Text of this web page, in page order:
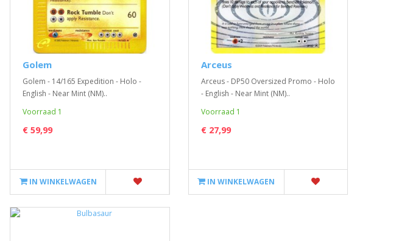
Golem
Golem - 14/165 Expedition - Holo -
English - Near Mint (NM)..
Voorraad 1
€ 59,99
IN WINKELWAGEN
Arceus
Arceus - DP50 Oversized Promo - Holo
- English - Near Mint (NM)..
Voorraad 1
€ 27,99
IN WINKELWAGEN